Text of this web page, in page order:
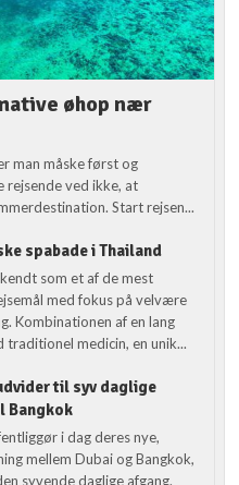
øhop nær
man måske først og
rejsende ved ikke, at
Start rejsen...
spabade i Thailand
som et af de mest
med fokus på velvære
Kombinationen af en lang
traditionel medicin, en unik...
til syv daglige
Bangkok
i dag deres nye,
mellem Dubai og Bangkok,
syvende daglige afgang.